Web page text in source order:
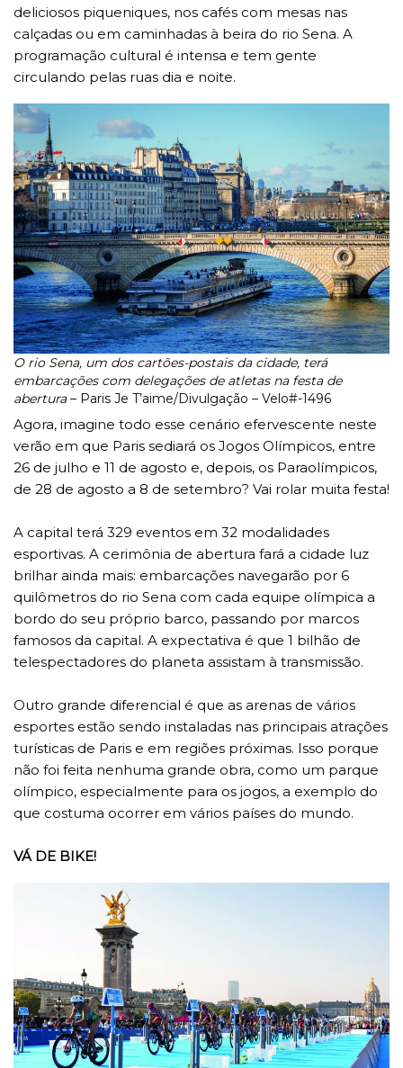
deliciosos piqueniques, nos cafés com mesas nas
calçadas ou em caminhadas à beira do rio Sena. A
programação cultural é intensa e tem gente
circulando pelas ruas dia e noite.
O rio Sena, um dos cartões-postais da cidade, terá
embarcações com delegações de atletas na festa de
abertura– Paris Je T’aime/Divulgação – Velo#-1496
Agora, imagine todo esse cenário efervescente neste
verão em que Paris sediará os Jogos Olímpicos, entre
26 de julho e 11 de agosto e, depois, os Paraolímpicos,
de 28 de agosto a 8 de setembro? Vai rolar muita festa!
A capital terá 329 eventos em 32 modalidades
esportivas. A cerimônia de abertura fará a cidade luz
brilhar ainda mais: embarcações navegarão por 6
quilômetros do rio Sena com cada equipe olímpica a
bordo do seu próprio barco, passando por marcos
famosos da capital. A expectativa é que 1 bilhão de
telespectadores do planeta assistam à transmissão.
Outro grande diferencial é que as arenas de vários
esportes estão sendo instaladas nas principais atrações
turísticas de Paris e em regiões próximas. Isso porque
não foi feita nenhuma grande obra, como um parque
olímpico, especialmente para os jogos, a exemplo do
que costuma ocorrer em vários países do mundo.
VÁ DE BIKE!